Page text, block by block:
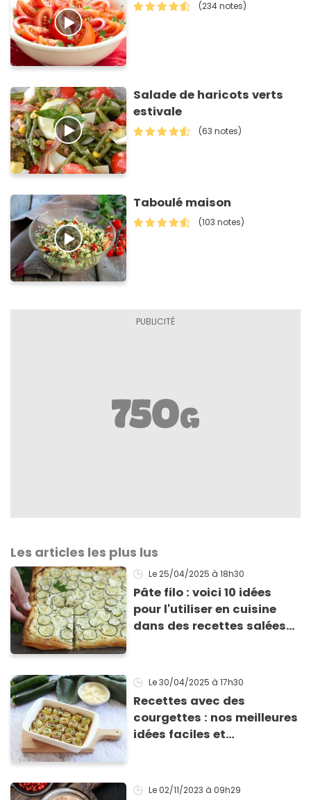
(234 notes)
Salade de haricots verts
estivale
(63 notes)
Taboulé maison
(103 notes)
Les articles les plus lus
Le 25/04/2025 à 18h30
Pâte filo : voici 10 idées
pour l'utiliser en cuisine
dans des recettes salées
Le 30/04/2025 à 17h30
Recettes avec des
courgettes : nos meilleures
idées faciles et
Le 02/11/2023 à 09h29